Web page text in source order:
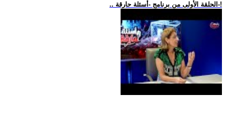
.. الحلقة الأولى من برنامج -أسئلة حارقة-!